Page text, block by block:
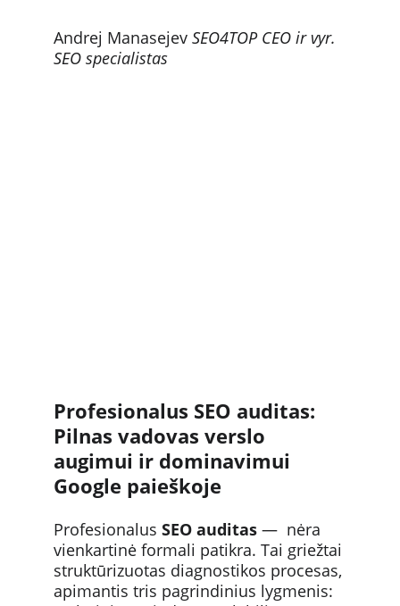
Andrej Manasejev SEO4TOP CEO ir vyr.
SEO specialistas
Profesionalus SEO auditas:
Pilnas vadovas verslo
augimui ir dominavimui
Google paieškoje
Profesionalus SEO auditas —  nėra
vienkartinė formali patikra. Tai griežtai
struktūrizuotas diagnostikos procesas,
apimantis tris pagrindinius lygmenis: